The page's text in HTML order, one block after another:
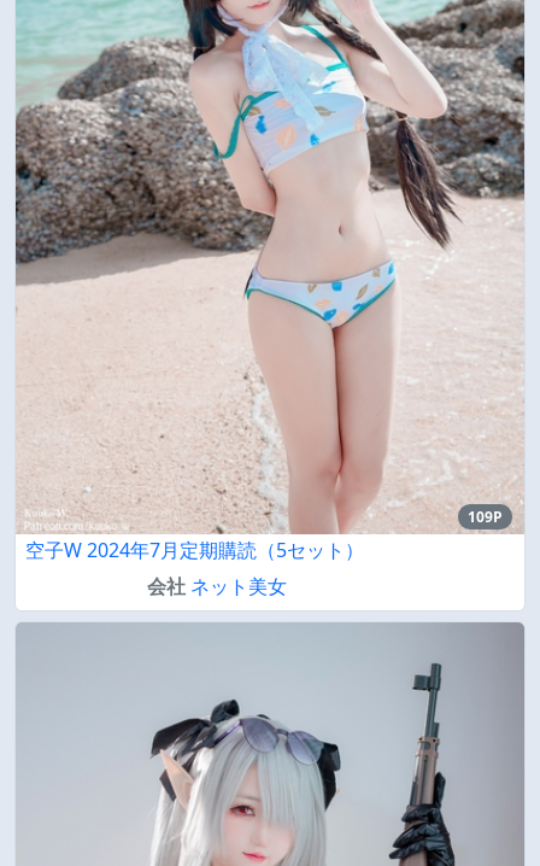
109P
空子W 2024年7月定期購読（5セット）
会社 ネット美女